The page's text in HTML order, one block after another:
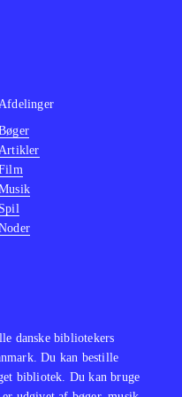
De
gemt
er
boss'er
er
dog
.
danske bibliotekers
Du kan bestille
bibliotek. Du kan bruge
Spil